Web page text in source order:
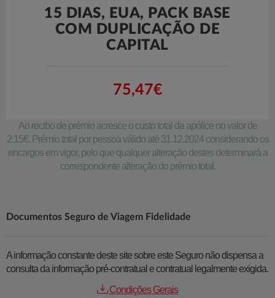
15 DIAS, EUA, PACK BASE
COM DUPLICAÇÃO DE
CAPITAL
75,47€
Ao recibo de prémio acresce o custo total da apólice no valor de
2.15€. Prémio total por pessoa válido até 31.12.2024 considerando os
encargos em vigor, pelo que qualquer alteração destes determinará a
correspondente alteração do prémio total.
Documentos Seguro de Viagem Fidelidade
A informação constante deste site sobre este Seguro não dispensa a
consulta da informação pré-contratual e contratual legalmente exigida.
Condições Gerais